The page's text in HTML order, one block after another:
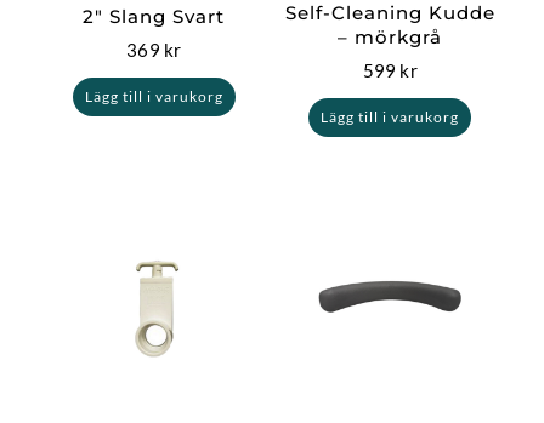
2″ Slang Svart
369 kr
Lägg till i varukorg
Self-Cleaning Kudde
– mörkgrå
599 kr
Lägg till i varukorg